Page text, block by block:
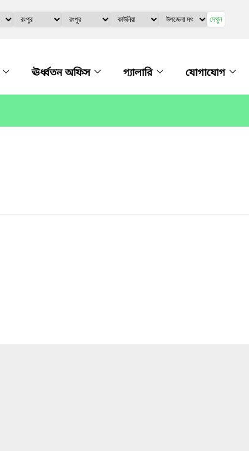
দেখুন
ঊর্ধ্বতন অফিস গ্যালারি যোগাযোগ